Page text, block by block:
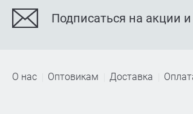
Подписаться на акции
О нас Оптовикам Доставка